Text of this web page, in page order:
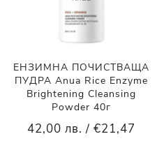
ЕНЗИМНА ПОЧИСТВАЩА
ПУДРА Anua Rice Enzyme
Brightening Cleansing
Powder 40г
42,00 лв. / €21,47